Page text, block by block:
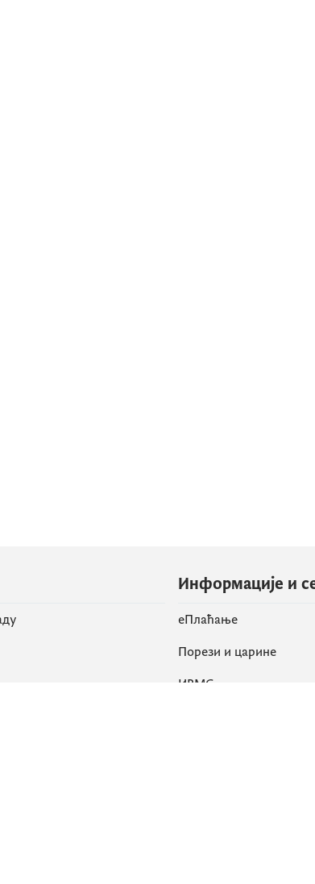
Информације и
eПлаћање
Порези и царине
ИРМС